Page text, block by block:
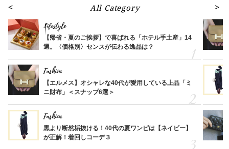
All Category
Lifestyle
【帰省・夏のご挨拶】で喜ばれる「ホテル手土産」14
選。〈価格別〉センスが伝わる逸品は？
Fashion
【エルメス】オシャレな40代が愛用している上品「ミ
ニ財布」＜スナップ6選＞
Fashion
黒より断然垢抜ける！40代の夏ワンピは【ネイビー】
が正解！着回しコーデ３